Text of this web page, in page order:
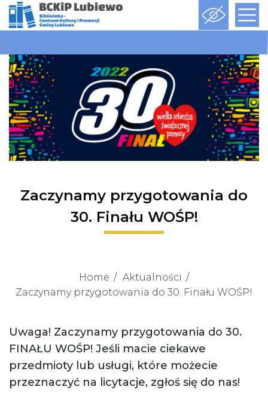
Zaczynamy przygotowania do
30. Finału WOŚP!
Home
Aktualności
Zaczynamy przygotowania do 30. Finału WOŚP!
Uwaga! Zaczynamy przygotowania do 30.
FINAŁU WOŚP! Jeśli macie ciekawe
przedmioty lub usługi, które możecie
przeznaczyć na licytacje, zgłoś się do nas!